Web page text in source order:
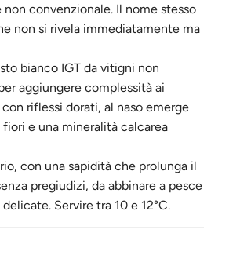
convenzionale. Il nome stesso
non si rivela immediatamente ma
bianco IGT da vitigni non
aggiungere complessità ai
riflessi dorati, al naso emerge
e una mineralità calcarea
con una sapidità che prolunga il
pregiudizi, da abbinare a pesce
Servire tra 10 e 12°C.